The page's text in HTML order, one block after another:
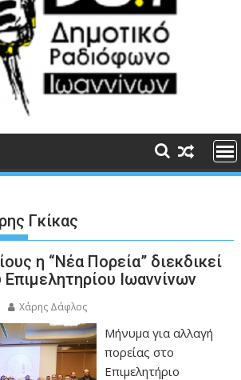
Γκίκας
η “Νέα Πορεία” διεκδικεί
Ιωαννίνων
Χάρης Δάφλος
Μήνυμα για αλλαγή
πορείας στο
Επιμελητήριο